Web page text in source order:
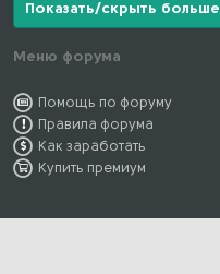
Показать/скрыть больше
Меню форума
Помощь по форуму
Правила форума
Как заработать
Купить премиум